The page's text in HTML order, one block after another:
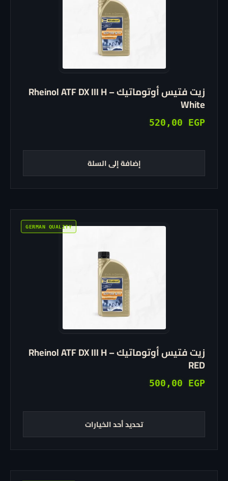
زيت فتيس أوتوماتيك Rheinol ATF DX III H –
White
520,00 EGP
إضافة إلى السلة
زيت فتيس أوتوماتيك Rheinol ATF DX III H –
RED
500,00 EGP
تحديد أحد الخيارات
هناك
من
الأشكال
المختلفة
لهذا
المنتج.
يمكن
الخيارات